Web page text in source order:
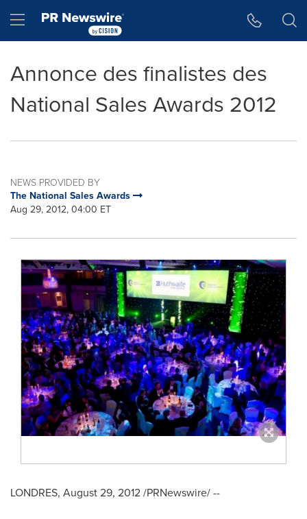
Hamburger menu
Annonce des finalistes des
National Sales Awards 2012
NEWS PROVIDED BY
The National Sales Awards
Aug 29, 2012, 04:00 ET
LONDRES, August 29, 2012/PRNewswire/ --